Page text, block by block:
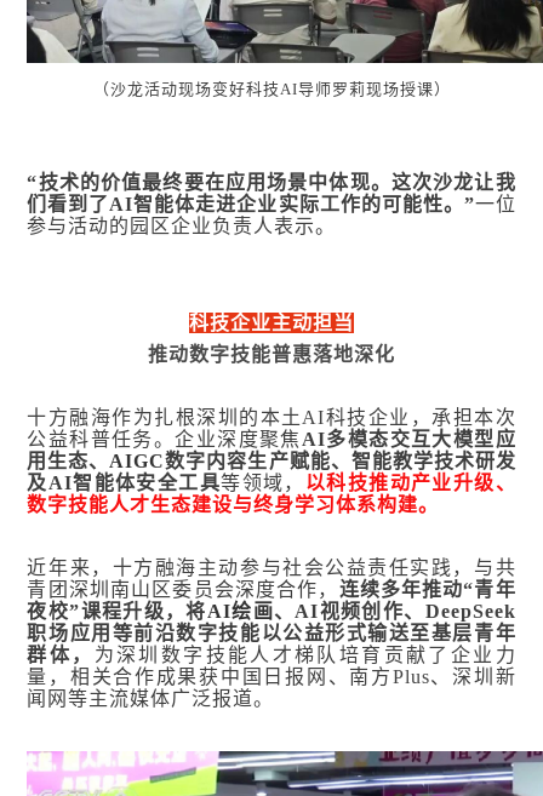
（沙龙活动现场变好科技AI导师罗莉现场授课）
“技术的价值最终要在应用场景中体现。 这次沙龙让我
们看到了AI智能体走进企业实际工作的可能性。”一位
参与活动的园区企业负责人表示。
科技企业主动担当
推动数字技能普惠落地深化
十方融海作为扎根深圳的本土AI科技企业，承担本次
公益科普任务。企业深度聚焦 AI多模态交互大模型应
用生态、 AIGC数字内容生产赋能、智能教学技术研发
及AI智能体安全工具等领域， 以科技推动产业升级、
数字技能人才生态建设与终身学习体系构建。
近年来，十方融海主动参与社会公益责任实践，与共
青团深圳南山区委员会深度合作， 连续多年推动“青年
夜校”课程升级，将AI绘画、AI视频创作、DeepSeek
职场应用等前沿数字技能以公益形式输送至基层青年
群体， 为深圳数字技能人才梯队培育贡献了企业力
量，相关合作成果获中国日报网、南方Plus、深圳新
闻网等主流媒体广泛报道。